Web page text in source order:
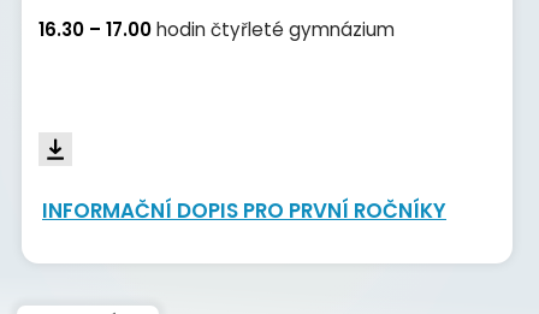
16.30 – 17.00hodin čtyřleté gymnázium
INFORMAČNÍ DOPIS PRO PRVNÍ ROČNÍKY